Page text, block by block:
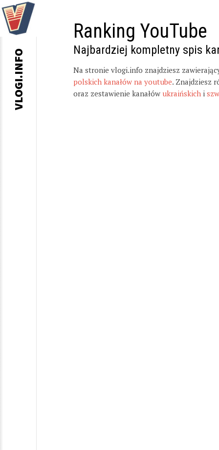
Ranking YouTube
Najbardziej kompletny spis
Na stronie vlogi.info znajdziesz
polskich kanałów na youtube. Znajdziesz
oraz zestawienie kanałów ukraińskich i
VLOGI.INFO